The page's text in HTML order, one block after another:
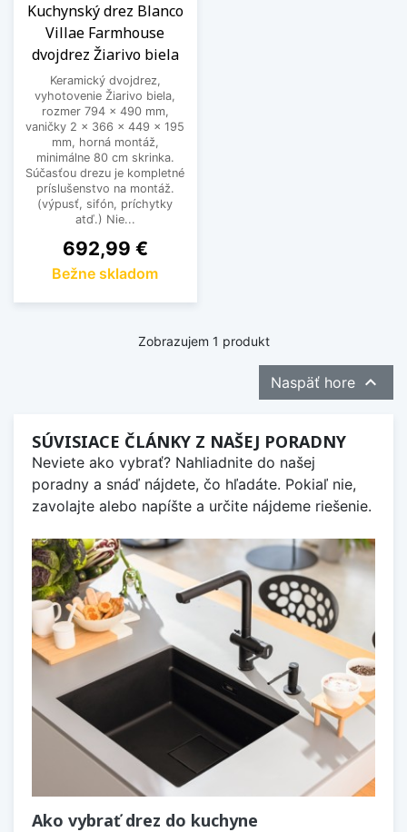
Kuchynský drez Blanco
Villae Farmhouse
dvojdrez Žiarivo biela
Keramický dvojdrez,
vyhotovenie Žiarivo biela,
rozmer 794 x 490 mm,
vaničky 2 x 366 x 449 x 195
mm, horná montáž,
minimálne 80 cm skrinka.
Súčasťou drezu je kompletné
príslušenstvo na montáž.
(výpusť, sifón, príchytky
atď.) Nie...
Cena
692,99 €
Bežne skladom
Zobrazujem 1 produkt
Naspäť hore 
SÚVISIACE ČLÁNKY Z NAŠEJ PORADNY
Neviete ako vybrať? Nahliadnite do našej
poradny a snáď nájdete, čo hľadáte. Pokiaľ nie,
zavolajte alebo napíšte a určite nájdeme riešenie.
Ako vybrať drez do kuchyne